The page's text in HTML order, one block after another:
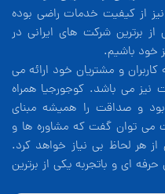
از کیفیت خدمات راضی بوده
برترین شرکت های ایرانی در
خود باشیم.
و مشتریان خود ارائه می
می باشد. کوجورجیا همراه
و صداقت را همیشه مبنای
می توان گفت که مشاوره ها و
هر لحاظ بی نیاز خواهد کرد.
ای و باتجربه یکی از برترین